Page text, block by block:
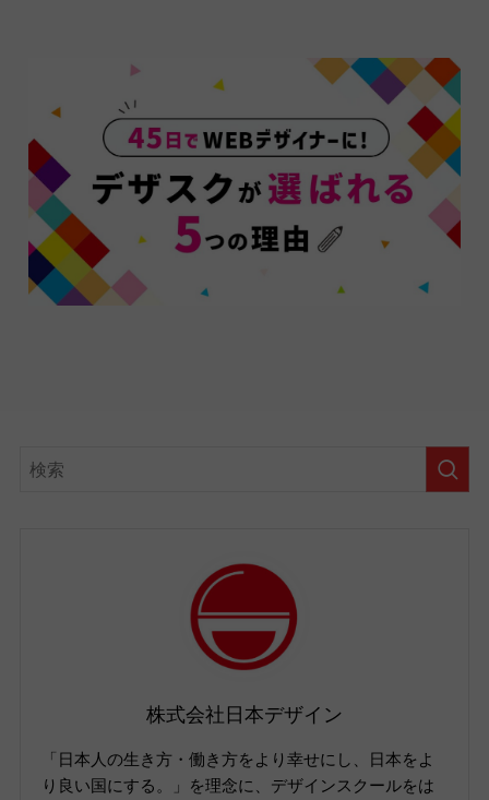
株式会社日本デザイン
「日本人の生き方・働き方をより幸せにし、日本をよ
り良い国にする。」を理念に、デザインスクールをは